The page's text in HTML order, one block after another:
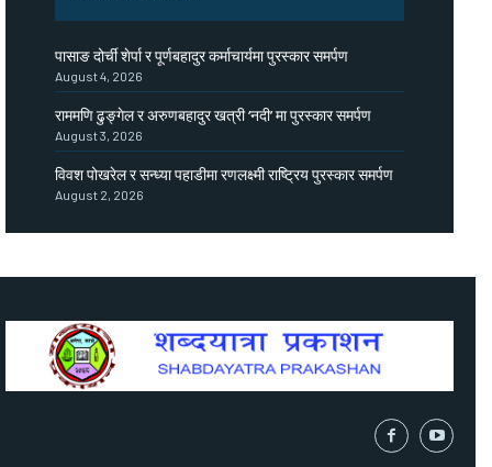
पासाङ दोर्ची शेर्पा र पूर्णबहादुर कर्माचार्यमा पुरस्कार समर्पण
August 4, 2026
राममणि ढुङ्गेल र अरुणबहादुर खत्री ‘नदी’ मा पुरस्कार समर्पण
August 3, 2026
विवश पोखरेल र सन्ध्या पहाडीमा रणलक्ष्मी राष्ट्रिय पुरस्कार समर्पण
August 2, 2026